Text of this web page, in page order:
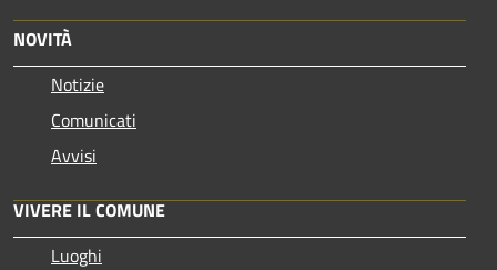
NOVITÀ
Notizie
Comunicati
Avvisi
VIVERE IL COMUNE
Luoghi